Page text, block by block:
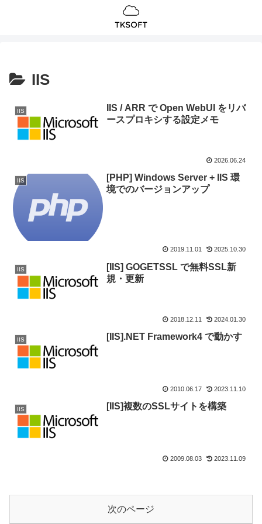
IIS
IIS
IIS / ARR で Open WebUI をリバ
ースプロキシする設定メモ
2026.06.24
IIS
[PHP] Windows Server + IIS 環
境でのバージョンアップ
2019.11.01 2025.10.30
IIS
[IIS] GOGETSSL で無料SSL新
規・更新
2018.12.11 2024.01.30
IIS [IIS].NET Framework4 で動かす
2010.06.17 2023.11.10
IIS [IIS]複数のSSLサイトを構築
2009.08.03 2023.11.09
次のページ